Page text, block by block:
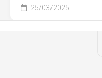
25/03/2025